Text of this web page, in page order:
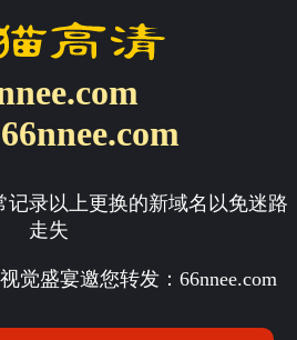
记录以上更换的新域名以免迷路
走失
觉盛宴邀您转发： 66nnee.com